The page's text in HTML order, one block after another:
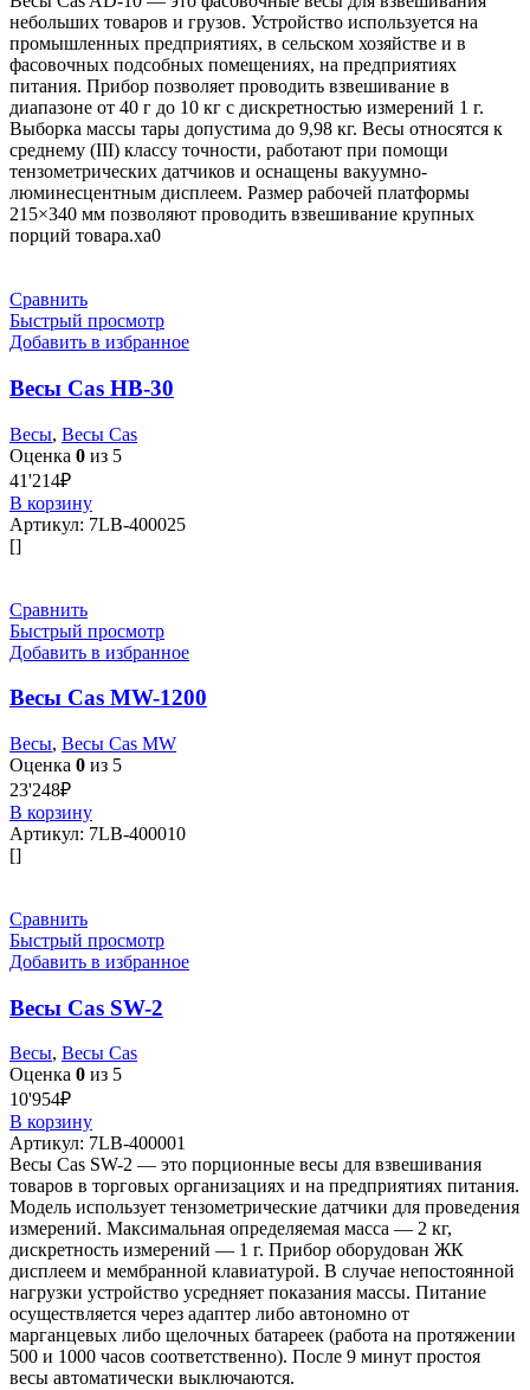
небольших товаров и грузов. Устройство используется на
промышленных предприятиях, в сельском хозяйстве и в
фасовочных подсобных помещениях, на предприятиях
питания. Прибор позволяет проводить взвешивание в
диапазоне от 40 г до 10 кг с дискретностью измерений 1 г.
Выборка массы тары допустима до 9,98 кг. Весы относятся к
среднему (III) классу точности, работают при помощи
тензометрических датчиков и оснащены вакуумно-
люминесцентным дисплеем. Размер рабочей платформы
215×340 мм позволяют проводить взвешивание крупных
порций товара.xa0
Сравнить
Быстрый просмотр
Добавить в избранное
Весы Cas HB-30
Весы, Весы Cas
Оценка 0 из 5
41'214₽
В корзину
Артикул: 7LB-400025
[]
Сравнить
Быстрый просмотр
Добавить в избранное
Весы Cas MW-1200
Весы, Весы Cas MW
Оценка 0 из 5
23'248₽
В корзину
Артикул: 7LB-400010
[]
Сравнить
Быстрый просмотр
Добавить в избранное
Весы Cas SW-2
Весы, Весы Cas
Оценка 0 из 5
10'954₽
В корзину
Артикул: 7LB-400001
Весы Cas SW-2 — это порционные весы для взвешивания
товаров в торговых организациях и на предприятиях питания.
Модель использует тензометрические датчики для проведения
измерений. Максимальная определяемая масса — 2 кг,
дискретность измерений — 1 г. Прибор оборудован ЖК
дисплеем и мембранной клавиатурой. В случае непостоянной
нагрузки устройство усредняет показания массы. Питание
осуществляется через адаптер либо автономно от
марганцевых либо щелочных батареек (работа на протяжении
500 и 1000 часов соответственно). После 9 минут простоя
весы автоматически выключаются.